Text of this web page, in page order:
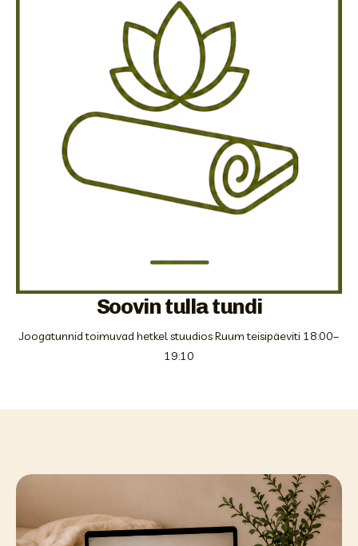
Soovin tulla tundi
Joogatunnid toimuvad hetkel stuudios Ruum teisipäeviti 18:00–
19:10